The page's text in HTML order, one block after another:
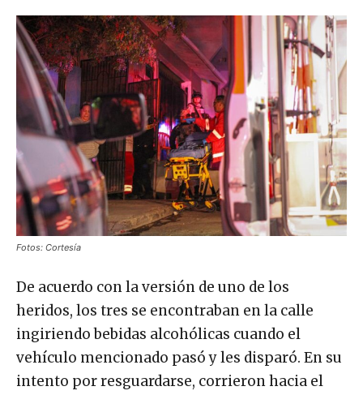
Fotos: Cortesía
De acuerdo con la versión de uno de los
heridos, los tres se encontraban en la calle
ingiriendo bebidas alcohólicas cuando el
vehículo mencionado pasó y les disparó. En su
intento por resguardarse, corrieron hacia el